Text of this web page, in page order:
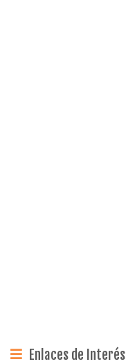
Enlaces de Interés